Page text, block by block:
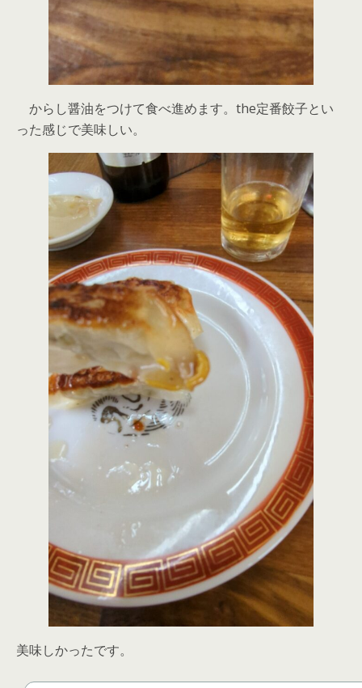
からし醤油をつけて食べ進めます。the定番餃子とい
った感じで美味しい。
美味しかったです。